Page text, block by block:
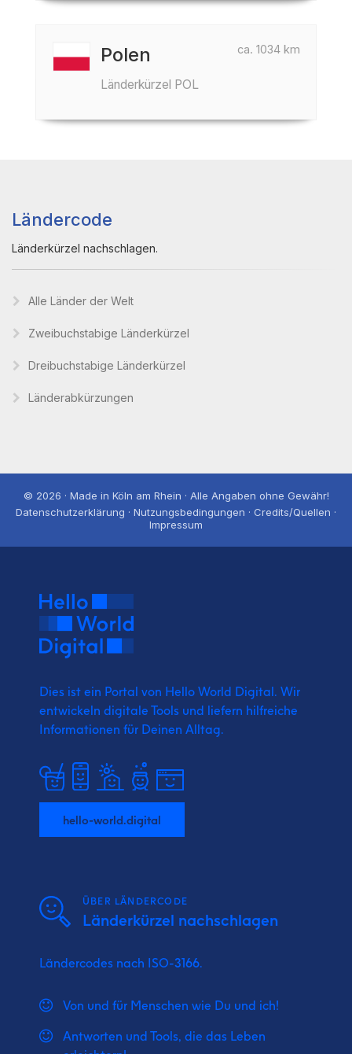
ca. 1034 km
Polen
Länderkürzel POL
Ländercode
Länderkürzel nachschlagen.
Alle Länder der Welt
Zweibuchstabige Länderkürzel
Dreibuchstabige Länderkürzel
Länderabkürzungen
© 2026 · Made in Köln am Rhein · Alle Angaben ohne Gewähr!
Datenschutzerklärung · Nutzungsbedingungen · Credits/Quellen ·
Impressum
Dies ist ein Portal von Hello World Digital. Wir
entwickeln digitale Tools und liefern hilfreiche
Informationen für Deinen Alltag.
hello-world.digital
ÜBER LÄNDERCODE
Länderkürzel nachschlagen
Ländercodes nach ISO-3166.
Von und für Menschen wie Du und ich!
Antworten und Tools, die das Leben